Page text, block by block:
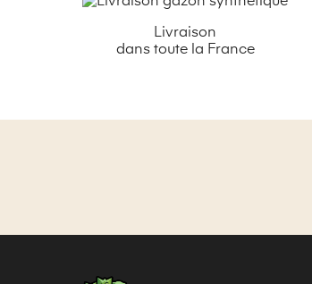
Livraison
dans toute la France